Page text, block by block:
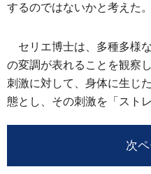
するのではないかと考えた。
セリエ博士は、多種多様
の変調が表れることを観察
刺激に対して、身体に生じ
態とし、その刺激を「スト
次